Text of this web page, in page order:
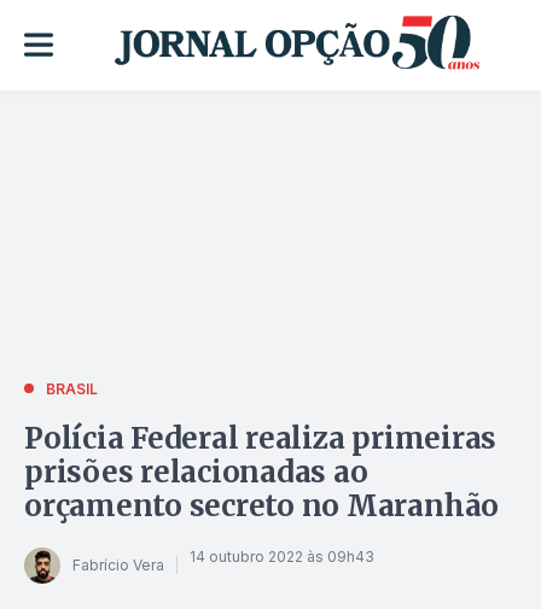
BRASIL
Polícia Federal realiza primeiras
prisões relacionadas ao
orçamento secreto no Maranhão
Fabrício Vera 14 outubro 2022 às 09h43